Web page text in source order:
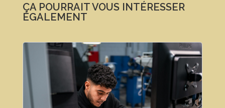
ÇA POURRAIT VOUS INTÉRESSER
ÉGALEMENT